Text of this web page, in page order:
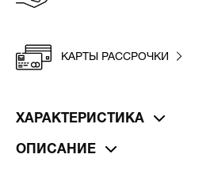
КАРТЫ РАССРОЧКИ
ХАРАКТЕРИСТИКА
ОПИСАНИЕ